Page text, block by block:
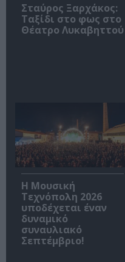
Σταύρος Ξαρχάκος:
Ταξίδι στο φως στο
Θέατρο Λυκαβηττού
Η Μουσική
Τεχνόπολη 2026
υποδέχεται έναν
δυναμικό
συναυλιακό
Σεπτέμβριο!